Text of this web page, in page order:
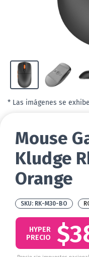
* Las imágenes se
Mouse
Kludge
Orange
RK-M30-BO
HYPER
PRECIO